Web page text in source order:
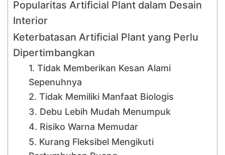
Popularitas Artificial Plant dalam Desain
Interior
Keterbatasan Artificial Plant yang Perlu
Dipertimbangkan
1. Tidak Memberikan Kesan Alami
Sepenuhnya
2. Tidak Memiliki Manfaat Biologis
3. Debu Lebih Mudah Menumpuk
4. Risiko Warna Memudar
5. Kurang Fleksibel Mengikuti